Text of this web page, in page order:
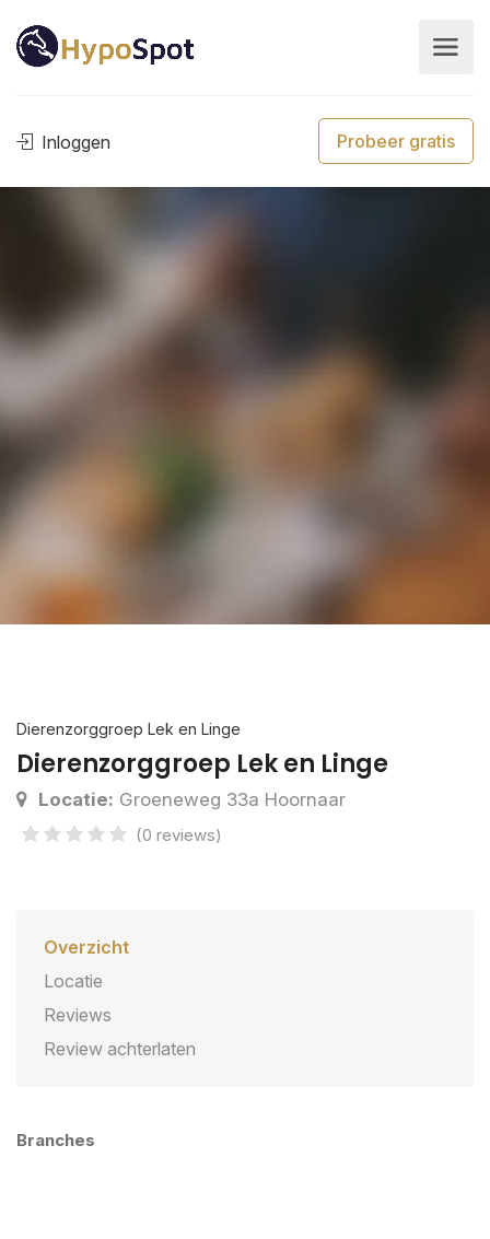
Inloggen Probeer gratis
Dierenzorggroep Lek en Linge
Dierenzorggroep Lek en Linge
Locatie: Groeneweg 33a Hoornaar
(0 reviews)
Overzicht
Locatie
Reviews
Review achterlaten
Branches